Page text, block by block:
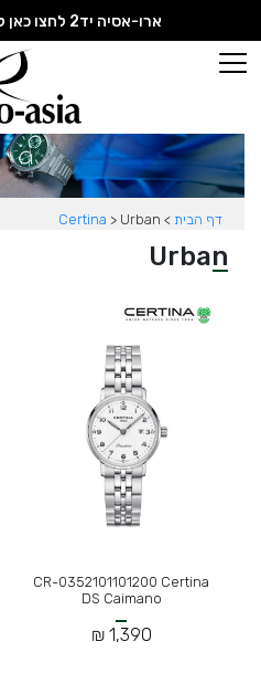
ארו-אסיה יד2 לחצו כאן לקטלוג Pre-Owned
דף הבית >
Certina > Urban
Urban
CR-0352101101200 Certina
DS Caimano
1,390 ₪